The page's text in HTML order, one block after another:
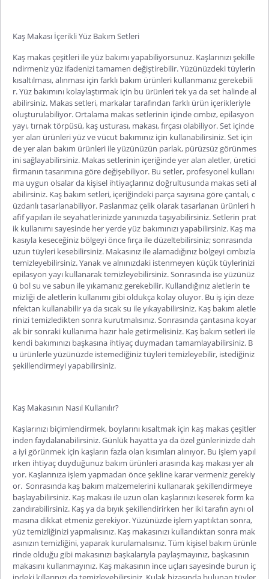
Kaş Makası İçerikli Yüz Bakım Setleri
Kaş makas çeşitleri ile yüz bakımı yapabiliyorsunuz. Kaşlarınızı şekille
ndirmeniz yüz ifadenizi tamamen değiştirebilir. Yüzünüzdeki tüylerin
kısaltılması, alınması için farklı bakım ürünleri kullanmanız gerekebili
r. Yüz bakımını kolaylaştırmak için bu ürünleri tek ya da set halinde al
abilirsiniz. Makas setleri, markalar tarafından farklı ürün içerikleriyle
oluşturulabiliyor. Ortalama makas setlerinin içinde cımbız, epilasyon
yayı, tırnak törpüsü, kaş usturası, makası, fırçası olabiliyor. Set içinde
yer alan ürünleri yüz ve vücut bakımınız için kullanabilirsiniz. Set için
de yer alan bakım ürünleri ile yüzünüzün parlak, pürüzsüz görünmes
ini sağlayabilirsiniz. Makas setlerinin içeriğinde yer alan aletler, üretici
firmanın tasarımına göre değişebiliyor. Bu setler, profesyonel kullanı
ma uygun olsalar da kişisel ihtiyaçlarınız doğrultusunda makas seti al
abilirsiniz. Kaş bakım setleri, içeriğindeki parça sayısına göre çantalı, c
üzdanlı tasarlanabiliyor. Paslanmaz çelik olarak tasarlanan ürünleri h
afif yapıları ile seyahatlerinizde yanınızda taşıyabilirsiniz. Setlerin prat
ik kullanımı sayesinde her yerde yüz bakımınızı yapabilirsiniz. Kaş ma
kasıyla keseceğiniz bölgeyi önce fırça ile düzeltebilirsiniz; sonrasında
uzun tüyleri kesebilirsiniz. Makasınız ile alamadığınız bölgeyi cımbızla
temizleyebilirsiniz. Yanak ve alnınızdaki istenmeyen küçük tüylerinizi
epilasyon yayı kullanarak temizleyebilirsiniz. Sonrasında ise yüzünüz
ü bol su ve sabun ile yıkamanız gerekebilir. Kullandığınız aletlerin te
mizliği de aletlerin kullanımı gibi oldukça kolay oluyor. Bu iş için deze
nfektan kullanabilir ya da sıcak su ile yıkayabilirsiniz. Kaş bakım aletle
rinizi temizledikten sonra kurutmalısınız. Sonrasında çantasına koyar
ak bir sonraki kullanıma hazır hale getirmelisiniz. Kaş bakım setleri ile
kendi bakımınızı başkasına ihtiyaç duymadan tamamlayabilirsiniz. B
u ürünlerle yüzünüzde istemediğiniz tüyleri temizleyebilir, istediğiniz
şekillendirmeyi yapabilirsiniz.
Kaş Makasının Nasıl Kullanılır?
Kaşlarınızı biçimlendirmek, boylarını kısaltmak için kaş makas çeşitler
inden faydalanabilirsiniz. Günlük hayatta ya da özel günlerinizde dah
a iyi görünmek için kaşların fazla olan kısımları alınıyor. Bu işlem yapıl
ırken ihtiyaç duyduğunuz bakım ürünleri arasında kaş makası yer alı
yor. Kaşlarınıza işlem yapmadan önce şekline karar vermeniz gerekiy
or. Sonrasında kaş bakım malzemelerini kullanarak şekillendirmeye
başlayabilirsiniz. Kaş makası ile uzun olan kaşlarınızı keserek form ka
zandırabilirsiniz. Kaş ya da bıyık şekillendirirken her iki tarafın aynı ol
masına dikkat etmeniz gerekiyor. Yüzünüzde işlem yaptıktan sonra,
yüz temizliğinizi yapmalısınız. Kaş makasınızı kullandıktan sonra mak
asınızın temizliğini, yaparak kurulamalısınız. Tüm kişisel bakım ürünle
rinde olduğu gibi makasınızı başkalarıyla paylaşmayınız, başkasının
makasını kullanmayınız. Kaş makasının ince uçları sayesinde burun iç